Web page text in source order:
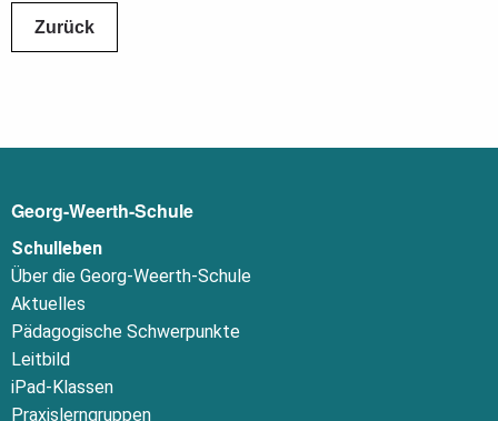
Zurück
Georg-Weerth-Schule
Schulleben
Über die Georg-Weerth-Schule
Aktuelles
Pädagogische Schwerpunkte
Leitbild
iPad-Klassen
Praxislerngruppen